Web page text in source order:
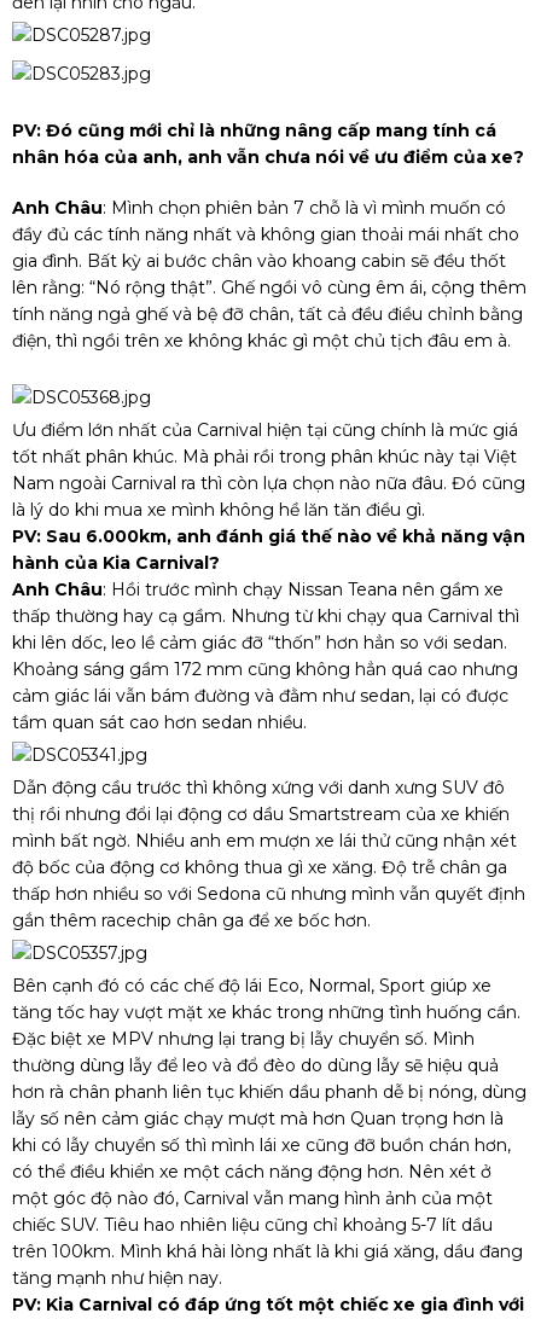
PV: Đó cũng mới chỉ là những nâng cấp mang tính cá
nhân hóa của anh, anh vẫn chưa nói về ưu điểm của xe?
Anh Châu: Mình chọn phiên bản 7 chỗ là vì mình muốn có
đầy đủ các tính năng nhất và không gian thoải mái nhất cho
gia đình. Bất kỳ ai bước chân vào khoang cabin sẽ đều thốt
lên rằng: “Nó rộng thật”. Ghế ngồi vô cùng êm ái, cộng thêm
tính năng ngả ghế và bệ đỡ chân, tất cả đều điều chỉnh bằng
điện, thì ngồi trên xe không khác gì một chủ tịch đâu em à.
Ưu điểm lớn nhất của Carnival hiện tại cũng chính là mức giá
tốt nhất phân khúc. Mà phải rồi trong phân khúc này tại Việt
Nam ngoài Carnival ra thì còn lựa chọn nào nữa đâu. Đó cũng
là lý do khi mua xe mình không hề lăn tăn điều gì.
PV: Sau 6.000km, anh đánh giá thế nào về khả năng vận
hành của Kia Carnival?
Anh Châu: Hồi trước mình chạy Nissan Teana nên gầm xe
thấp thường hay cạ gầm. Nhưng từ khi chạy qua Carnival thì
khi lên dốc, leo lề cảm giác đỡ “thốn” hơn hẳn so với sedan.
Khoảng sáng gầm 172 mm cũng không hẳn quá cao nhưng
cảm giác lái vẫn bám đường và đằm như sedan, lại có được
tầm quan sát cao hơn sedan nhiều.
Dẫn động cầu trước thì không xứng với danh xưng SUV đô
thị rồi nhưng đổi lại động cơ dầu Smartstream của xe khiến
mình bất ngờ. Nhiều anh em mượn xe lái thử cũng nhận xét
độ bốc của động cơ không thua gì xe xăng. Độ trễ chân ga
thấp hơn nhiều so với Sedona cũ nhưng mình vẫn quyết định
gắn thêm racechip chân ga để xe bốc hơn.
Bên cạnh đó có các chế độ lái Eco, Normal, Sport giúp xe
tăng tốc hay vượt mặt xe khác trong những tình huống cần.
Đặc biệt xe MPV nhưng lại trang bị lẫy chuyển số. Mình
thường dùng lẫy để leo và đổ đèo do dùng lẫy sẽ hiệu quả
hơn rà chân phanh liên tục khiến dầu phanh dễ bị nóng, dùng
lẫy số nên cảm giác chạy mượt mà hơn Quan trọng hơn là
khi có lẫy chuyển số thì mình lái xe cũng đỡ buồn chán hơn,
có thể điều khiển xe một cách năng động hơn. Nên xét ở
một góc độ nào đó, Carnival vẫn mang hình ảnh của một
chiếc SUV. Tiêu hao nhiên liệu cũng chỉ khoảng 5-7 lít dầu
trên 100km. Mình khá hài lòng nhất là khi giá xăng, dầu đang
tăng mạnh như hiện nay.
PV: Kia Carnival có đáp ứng tốt một chiếc xe gia đình với